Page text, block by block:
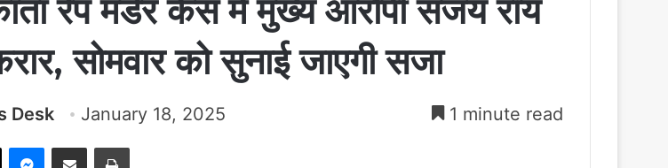
रेप मर्डर केस में मुख्य आरोपी संजय रॉय
सोमवार को सुनाई जाएगी सजा
Desk January 18, 2025 1 minute read
X Messenger
Share via Email Print